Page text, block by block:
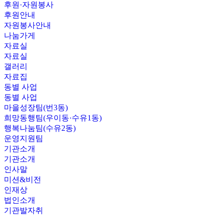
후원·자원봉사
후원안내
자원봉사안내
나눔가게
자료실
자료실
갤러리
자료집
동별 사업
동별 사업
마을성장팀(번3동)
희망동행팀(우이동·수유1동)
행복나눔팀(수유2동)
운영지원팀
기관소개
기관소개
인사말
미션&비전
인재상
법인소개
기관발자취